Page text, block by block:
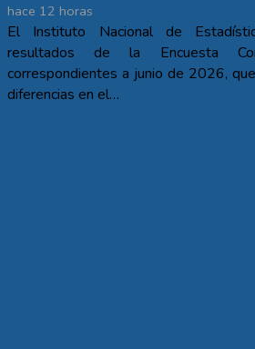
hace 12 horas
El Instituto Nacional de
resultados de la Encuesta
correspondientes a junio de 2026,
diferencias en el…